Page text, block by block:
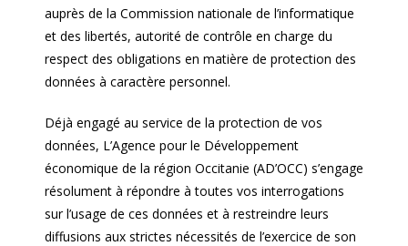
auprès de la Commission nationale de l’informatique
et des libertés, autorité de contrôle en charge du
respect des obligations en matière de protection des
données à caractère personnel.
Déjà engagé au service de la protection de vos
données, L’Agence pour le Développement
économique de la région Occitanie (AD’OCC) s’engage
résolument à répondre à toutes vos interrogations
sur l’usage de ces données et à restreindre leurs
diffusions aux strictes nécessités de l’exercice de son